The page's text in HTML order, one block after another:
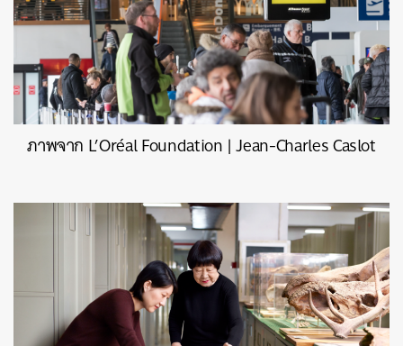
ภาพจาก L’Oréal Foundation | Jean-Charles Caslot